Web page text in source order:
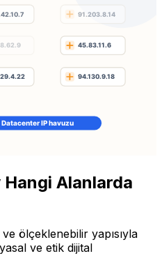
Alanlarda
ölçeklenebilir yapısıyla
ve etik dijital